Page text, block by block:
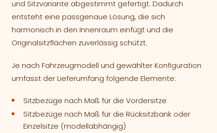
und Sitzvariante abgestimmt gefertigt. Dadurch
entsteht eine passgenaue Lösung, die sich
harmonisch in den Innenraum einfügt und die
Originalsitzflächen zuverlässig schützt.
Je nach Fahrzeugmodell und gewählter Konfiguration
umfasst der Lieferumfang folgende Elemente:
Sitzbezüge nach Maß für die Vordersitze
Sitzbezüge nach Maß für die Rücksitzbank oder
Einzelsitze (modellabhängig)